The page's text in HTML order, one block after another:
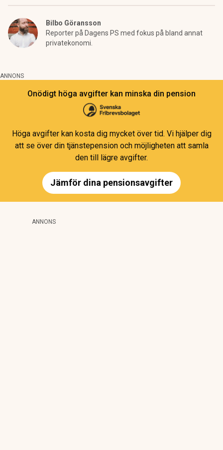
Bilbo Göransson
Reporter på Dagens PS med fokus på bland annat
privatekonomi.
ANNONS
Onödigt höga avgifter kan minska din pension
Höga avgifter kan kosta dig mycket över tid. Vi hjälper dig
att se över din tjänstepension och möjligheten att samla
den till lägre avgifter.
Jämför dina pensionsavgifter
ANNONS